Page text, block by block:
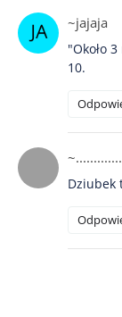
~jajaja
"Około
10.
Dziubek